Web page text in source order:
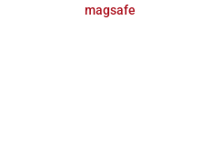
magsafe